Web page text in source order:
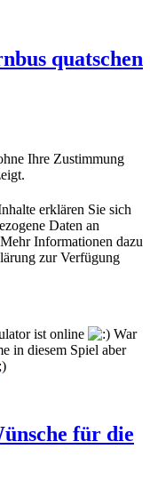
quatschen
Ihre Zustimmung
erklären Sie sich
Daten an
Informationen dazu
zur Verfügung
ist online
War
in diesem Spiel aber
für die